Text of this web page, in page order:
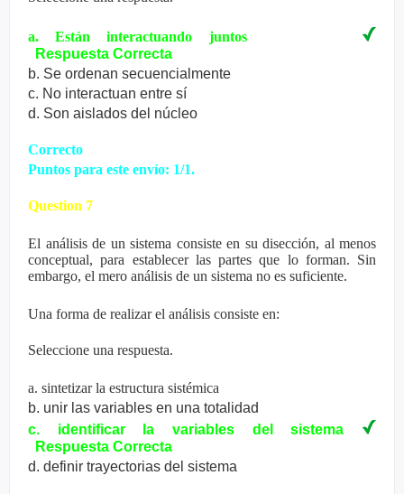
a. Están interactuando juntos
Respuesta Correcta
b. Se ordenan secuencialmente
c. No interactuan entre sí
d. Son aislados del núcleo
Correcto
Puntos para este envío: 1/1.
Question 7
El análisis de un sistema consiste en su disección, al menos
conceptual, para establecer las partes que lo forman. Sin
embargo, el mero análisis de un sistema no es suficiente.
Una forma de realizar el análisis consiste en:
Seleccione una respuesta.
a. sintetizar la estructura sistémica
b. unir las variables en una totalidad
c. identificar la variables del sistema
Respuesta Correcta
d. definir trayectorias del sistema